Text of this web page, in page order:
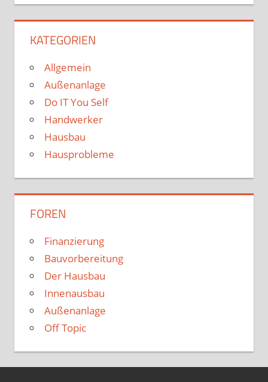
KATEGORIEN
Allgemein
Außenanlage
Do IT You Self
Handwerker
Hausbau
Hausprobleme
FOREN
Finanzierung
Bauvorbereitung
Der Hausbau
Innenausbau
Außenanlage
Off Topic